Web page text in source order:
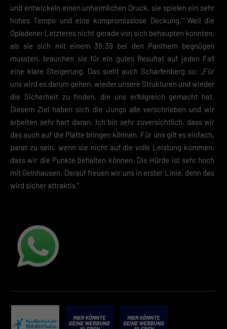
und entwickeln einen unheimlichen Druck, sie spielen ein sehr
hohes Tempo und eine kompromisslose Deckung.“ Weil die
Opladener Letzteres nicht gerade von sich behaupten konnten,
als sie sich mit einem 39:39 bei den Panthern begnügen
mussten, brauchen sie für ein gutes Resultat auf jeden Fall
eine klare Steigerung. Das sieht auch Scharfenberg so: „Für
uns wird es darum gehen, wieder unsere Strukturen und wieder
die Sicherheit zu finden, die uns erfolgreich gemacht hat.
Diesem Ziel haben sich die Jungs alle verschrieben und wir
arbeiten sehr hart daran. Ich bin sehr zuversichtlich, dass wir
das auch auf die Platte bringen können. Für uns gilt es einfach,
parat zu sein, wenn sie nicht auf die volle Leistung kommen,
dass wir die Punkte behalten können. Die Hürde ist sehr hoch
mit Gelnhausen. Darauf freuen wir uns in erster Linie, denn das
wird sicher attraktiv.“